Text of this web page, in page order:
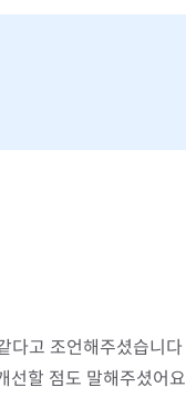
다고 조언해주셨습니다
선할 점도 말해주셨어요